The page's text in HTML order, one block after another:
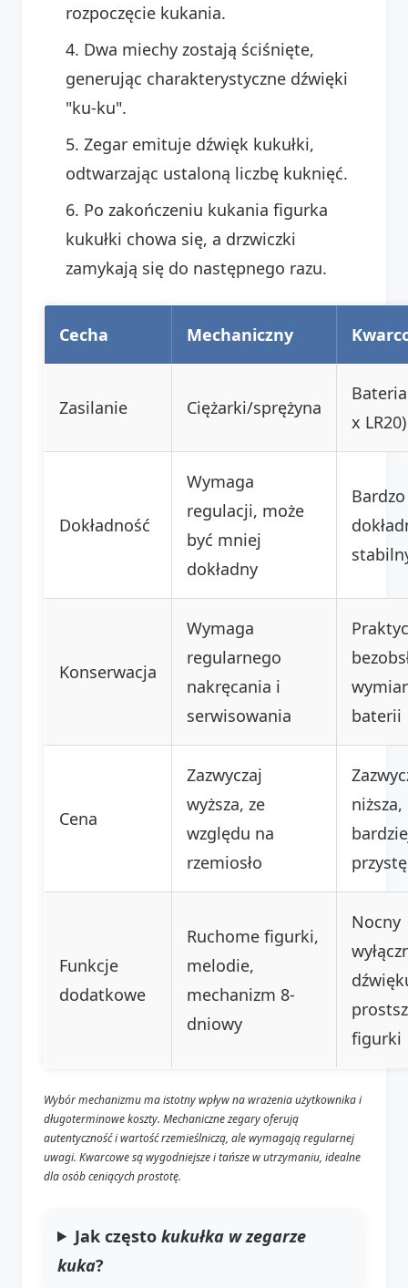
rozpoczęcie kukania.
Dwa miechy zostają ściśnięte,
generując charakterystyczne dźwięki
"ku-ku".
Zegar emituje dźwięk kukułki,
odtwarzając ustaloną liczbę kuknięć.
Po zakończeniu kukania figurka
kukułki chowa się, a drzwiczki
zamykają się do następnego razu.
Cecha Mechaniczny
Zasilanie Ciężarki/sprężyna
x LR20)
Dokładność
Wymaga
regulacji, może
być mniej
dokładny
Bardzo
Konserwacja
Wymaga
regularnego
nakręcania i
serwisowania
baterii
Cena
Zazwyczaj
wyższa, ze
względu na
rzemiosło
niższa,
Funkcje
dodatkowe
Ruchome figurki,
melodie,
mechanizm 8-
dniowy
Nocny
figurki
Wybór mechanizmu ma istotny wpływ na wrażenia użytkownika i
długoterminowe koszty. Mechaniczne zegary oferują
autentyczność i wartość rzemieślniczą, ale wymagają regularnej
uwagi. Kwarcowe są wygodniejsze i tańsze w utrzymaniu, idealne
dla osób ceniących prostotę.
Jak częstokukułka w zegarze
kuka?